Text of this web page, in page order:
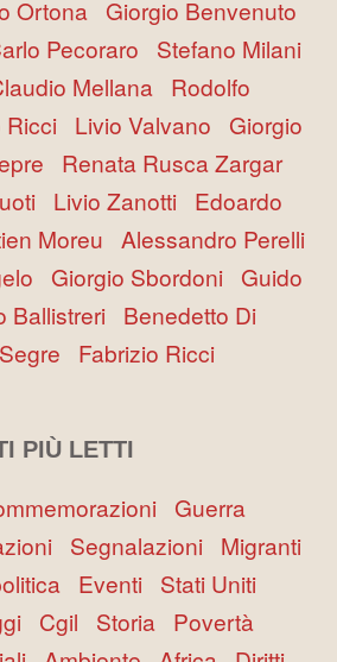
Ortona Giorgio Benvenuto
Pecoraro
Stefano Milani
Mellana Rodolfo
Ricci Livio Valvano
Giorgio
Renata Rusca Zargar
Livio Zanotti Edoardo
Moreu Alessandro Perelli
Giorgio Sbordoni Guido
Ballistreri Benedetto Di
Fabrizio Ricci
PIÙ LETTI
Guerra
Segnalazioni Migranti
Eventi Stati Uniti
Cgil Storia Povertà